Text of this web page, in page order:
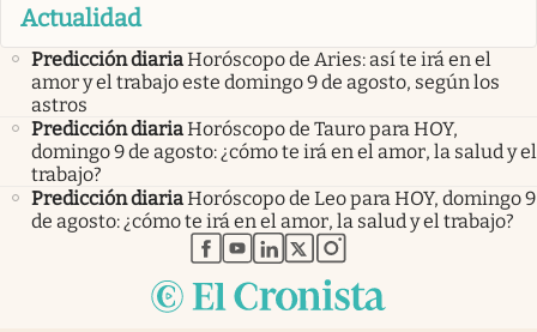
Actualidad
Predicción diariaHoróscopo de Aries: así te irá en el
amor y el trabajo este domingo 9 de agosto, según los
astros
Predicción diariaHoróscopo de Tauro para HOY,
domingo 9 de agosto: ¿cómo te irá en el amor, la salud y el
trabajo?
Predicción diariaHoróscopo de Leo para HOY, domingo 9
de agosto: ¿cómo te irá en el amor, la salud y el trabajo?
abre en nueva pestaña
abre en nueva pestaña
abre en nueva pestaña
abre en nueva pestaña
abre en nueva pestaña